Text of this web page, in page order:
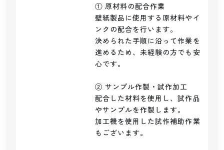
① 原材料の配合作業
壁紙製品に使用する原材料やイ
ンクの配合を行います。
決められた手順に沿って作業を
進めるため、未経験の方でも安
心です。
② サンプル作製・試作加工
配合した材料を使用し、試作品
やサンプルを作製します。
加工機を使用した試作補助作業
もございます。